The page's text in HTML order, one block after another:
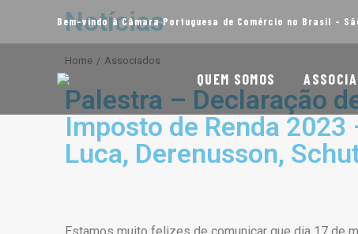
Bem-vindo à Câmara Portuguesa de Comércio no Brasil -
QUEM SOMOS
Notícias
You are here:
Home Associados
Palestra – Declaração
Imposto de Renda
Luca, Derenusson,